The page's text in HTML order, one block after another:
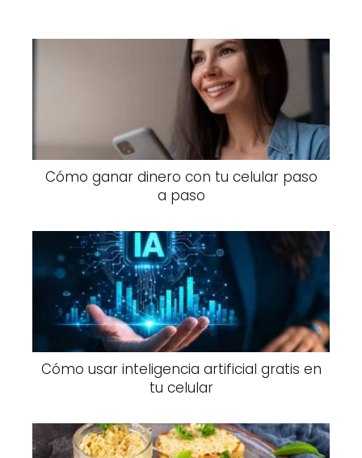
Cómo ganar dinero con tu celular paso
a paso
Cómo usar inteligencia artificial gratis en
tu celular